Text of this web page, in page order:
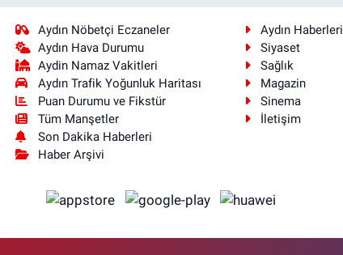
Aydın Nöbetçi Eczaneler
Aydın Hava Durumu
Aydin Namaz Vakitleri
Aydın Trafik Yoğunluk Haritası
Puan Durumu ve Fikstür
Tüm Manşetler
Son Dakika Haberleri
Haber Arşivi
Aydın Haberleri
Siyaset
Sağlık
Magazin
Sinema
İletişim